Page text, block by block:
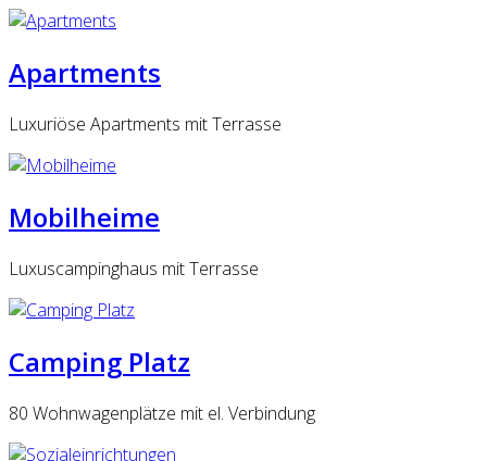
Apartments
Luxuriöse Apartments mit Terrasse
Mobilheime
Luxuscampinghaus mit Terrasse
Camping Platz
80 Wohnwagenplätze mit el. Verbindung